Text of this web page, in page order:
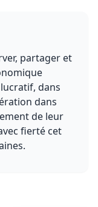
partager et
dans
dans
de leur
fierté cet